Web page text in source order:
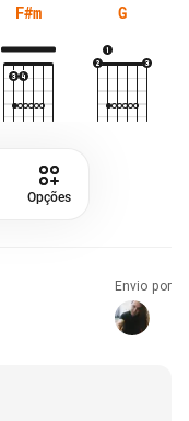
F#m G
Opções
Envio por